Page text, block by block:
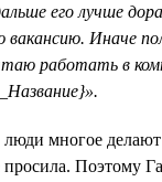
его лучше
вакансию. Иначе
работать в
многое делают
просила. Поэтому